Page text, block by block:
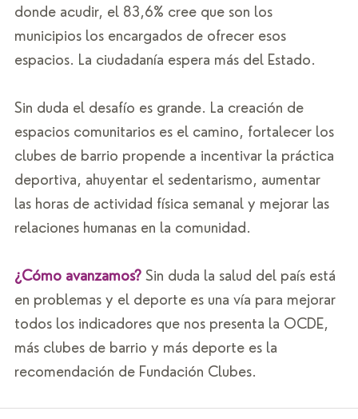
donde acudir, el 83,6% cree que son los
municipios los encargados de ofrecer esos
espacios. La ciudadanía espera más del Estado.
Sin duda el desafío es grande. La creación de
espacios comunitarios es el camino, fortalecer los
clubes de barrio propende a incentivar la práctica
deportiva, ahuyentar el sedentarismo, aumentar
las horas de actividad física semanal y mejorar las
relaciones humanas en la comunidad.
¿Cómo avanzamos? Sin duda la salud del país está
en problemas y el deporte es una vía para mejorar
todos los indicadores que nos presenta la OCDE,
más clubes de barrio y más deporte es la
recomendación de Fundación Clubes.